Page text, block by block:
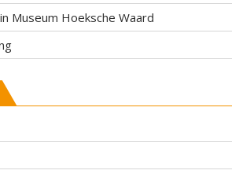
Museum Hoeksche Waard